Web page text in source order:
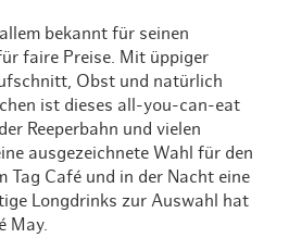
bekannt für seinen
faire Preise. Mit üppiger
Obst und natürlich
ist dieses all-you-can-eat
Reeperbahn und vielen
ausgezeichnete Wahl für den
Tag Café und in der Nacht eine
Longdrinks zur Auswahl hat
May.